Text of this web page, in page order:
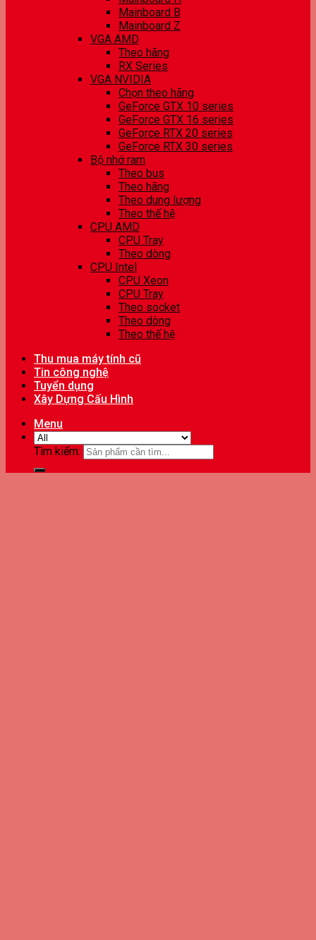
Mainboard B
Mainboard Z
VGA AMD
Theo hãng
RX Series
VGA NVIDIA
Chọn theo hãng
GeForce GTX 10 series
GeForce GTX 16 series
GeForce RTX 20 series
GeForce RTX 30 series
Bộ nhớ ram
Theo bus
Theo hãng
Theo dung lượng
Theo thế hệ
CPU AMD
CPU Tray
Theo dòng
CPU Intel
CPU Xeon
CPU Tray
Theo socket
Theo dòng
Theo thế hệ
Thu mua máy tính cũ
Tin công nghệ
Tuyển dụng
Xây Dựng Cấu Hình
Menu
Tìm kiếm: